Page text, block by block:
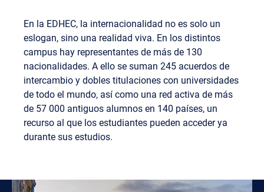
En la EDHEC, la internacionalidad no es solo un
eslogan, sino una realidad viva. En los distintos
campus hay representantes de más de 130
nacionalidades. A ello se suman 245 acuerdos de
intercambio y dobles titulaciones con universidades
de todo el mundo, así como una red activa de más
de 57 000 antiguos alumnos en 140 países, un
recurso al que los estudiantes pueden acceder ya
durante sus estudios.